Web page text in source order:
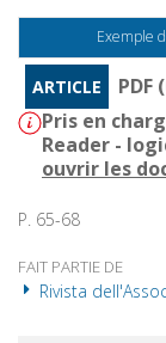
Exemple
ARTICLE
PDF
Pris en
Reader -
ouvrir les
P. 65-68
FAIT PARTIE DE
Rivista